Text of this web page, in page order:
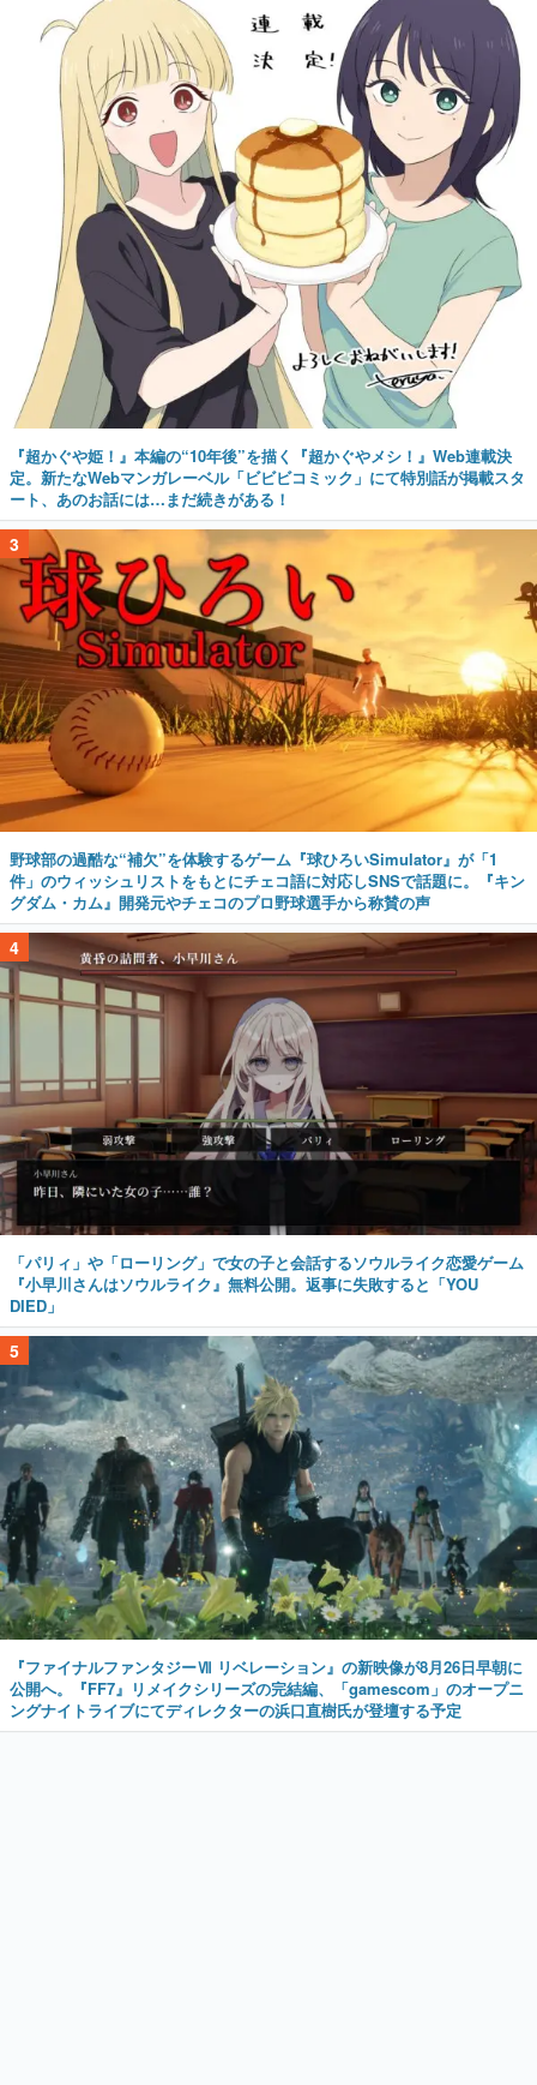
『超かぐや姫！』本編の“10年後”を描く『超かぐやメシ！』Web連載決
定。新たなWebマンガレーベル「ビビビコミック」にて特別話が掲載スタ
ート、あのお話には…まだ続きがある！
3
野球部の過酷な“補欠”を体験するゲーム『球ひろいSimulator』が「1
件」のウィッシュリストをもとにチェコ語に対応しSNSで話題に。『キン
グダム・カム』開発元やチェコのプロ野球選手から称賛の声
4
「パリィ」や「ローリング」で女の子と会話するソウルライク恋愛ゲーム
『小早川さんはソウルライク』無料公開。返事に失敗すると「YOU
DIED」
5
『ファイナルファンタジーⅦ リベレーション』の新映像が8月26日早朝に
公開へ。『FF7』リメイクシリーズの完結編、「gamescom」のオープニ
ングナイトライブにてディレクターの浜口直樹氏が登壇する予定